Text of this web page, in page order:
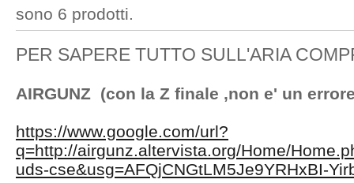
sono 6 prodotti.
PER SAPERE TUTTO SULL'ARIA
AIRGUNZ (con la Z finale ,non e' un
https://www.google.com/url?
q=http://airgunz.altervista.org/Home/
uds-cse&usg=AFQjCNGtLM5Je9YRHxBI-